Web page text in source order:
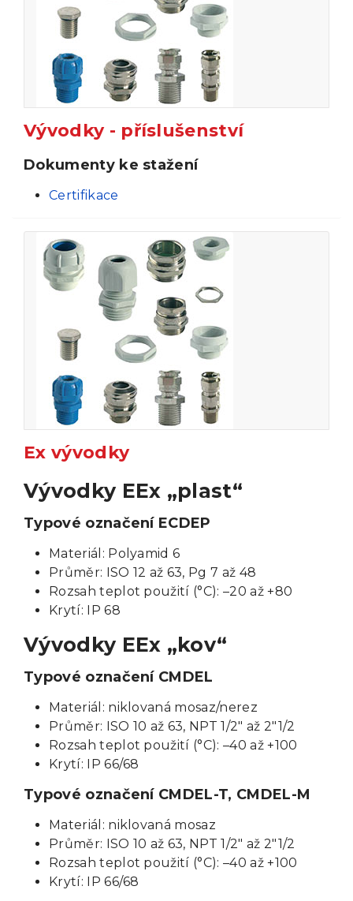
Vývodky - příslušenství
Dokumenty ke stažení
Certifikace
Ex vývodky
Vývodky EEx „plast“
Typové označení ECDEP
Materiál: Polyamid 6
Průměr: ISO 12 až 63, Pg 7 až 48
Rozsah teplot použití (°C): –20 až +80
Krytí: IP 68
Vývodky EEx „kov“
Typové označení CMDEL
Materiál: niklovaná mosaz/nerez
Průměr: ISO 10 až 63, NPT 1/2" až 2"1/2
Rozsah teplot použití (°C): –40 až +100
Krytí: IP 66/68
Typové označení CMDEL-T, CMDEL-M
Materiál: niklovaná mosaz
Průměr: ISO 10 až 63, NPT 1/2" až 2"1/2
Rozsah teplot použití (°C): –40 až +100
Krytí: IP 66/68